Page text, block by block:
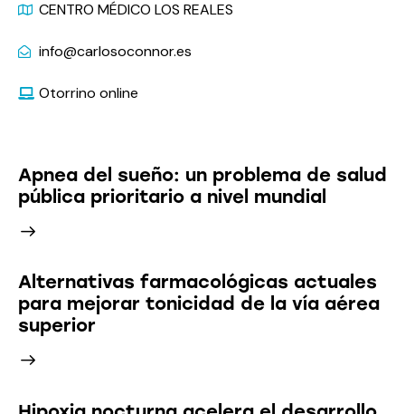
CENTRO MÉDICO LOS REALES
info@carlosoconnor.es
Otorrino online
Apnea del sueño: un problema de salud
pública prioritario a nivel mundial
Alternativas farmacológicas actuales
para mejorar tonicidad de la vía aérea
superior